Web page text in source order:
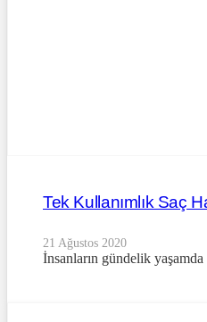
Tek Kullanımlık Saç
21 Ağustos 2020
İnsanların gündelik